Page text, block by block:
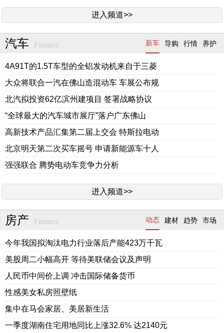
进入频道>>
汽车 Finance 新车 导购 行情 养护
4A91T的1.5T车型的全铝发动机来自于三菱
大众将联合一汽在佛山造混动车 车展公布规
北汽拟投资62亿滨州建项目 签署战略协议
“全球最大的汽车城市展厅”落户广东佛山
高新技术产品汇集第二届上交会 特斯拉电动
北京明天第二次买车摇号 申请新能源车十人
强强联合 腾势电动车竞争力分析
进入频道>>
房产 Finance 动态 建材 趋势 市场
今年我国拟淘汰电力行业落后产能423万千瓦
美股周二小幅高开 等待美联储会议及声明
人民币中间价上调 冲击国际储备货币
性感美女私房照壁纸
集中在马会家居、美居新生活
一季度湖南住宅用地同比上涨32.6% 达2140元